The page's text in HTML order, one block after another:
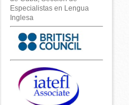
Especialistas en Lengua
Inglesa